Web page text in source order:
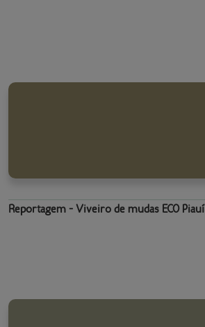
Reportagem - Viveiro de mudas ECO Piauí